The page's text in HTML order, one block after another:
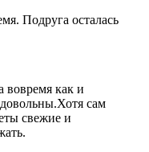
Подруга осталась
вовремя как и
сам
свежие и